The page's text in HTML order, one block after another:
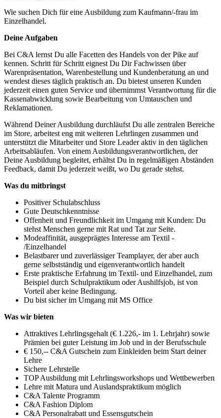
Wie suchen Dich für eine Ausbildung zum Kaufmann/-frau im
Einzelhandel.
Deine Aufgaben
Bei C&A lernst Du alle Facetten des Handels von der Pike auf
kennen. Schritt für Schritt eignest Du Dir Fachwissen über
Warenpräsentation, Warenbestellung und Kundenberatung an und
wendest dieses täglich praktisch an. Du bietest unseren Kunden
jederzeit einen guten Service und übernimmst Verantwortung für die
Kassenabwicklung sowie Bearbeitung von Umtauschen und
Reklamationen.
Während Deiner Ausbildung durchläufst Du alle zentralen Bereiche
im Store, arbeitest eng mit weiteren Lehrlingen zusammen und
unterstützt die Mitarbeiter und Store Leader aktiv in den täglichen
Arbeitsabläufen. Von einem Ausbildungsverantwortlichen, der
Deine Ausbildung begleitet, erhältst Du in regelmäßigen Abständen
Feedback, damit Du jederzeit weißt, wo Du gerade stehst.
Was du mitbringst
Positiver Schulabschluss
Gute Deutschkenntnisse
Offenheit und Freundlichkeit im Umgang mit Kunden: Du
stehst Menschen gerne mit Rat und Tat zur Seite.
Modeaffinität, ausgeprägtes Interesse am Textil -
/Einzelhandel
Belastbarer und zuverlässiger Teamplayer, der aber auch
gerne selbstständig und eigenverantwortlich handelt
Erste praktische Erfahrung im Textil- und Einzelhandel, zum
Beispiel durch Schulpraktikum oder Aushilfsjob, ist von
Vorteil aber keine Bedingung.
Du bist sicher im Umgang mit MS Office
Was wir bieten
Attraktives Lehrlingsgehalt (€ 1.226,- im 1. Lehrjahr) sowie
Prämien bei guter Leistung im Job und in der Berufsschule
€ 150,-- C&A Gutschein zum Einkleiden beim Start deiner
Lehre
Sichere Lehrstelle
TOP Ausbildung mit Lehrlingsworkshops und Wettbewerben
Lehre mit Matura und Auslandspraktikum möglich
C&A Talente Programm
C&A Fashion Diplom
C&A Personalrabatt und Essensgutschein